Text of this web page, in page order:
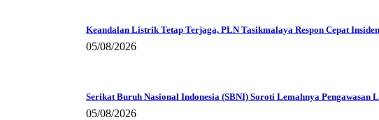
Keandalan Listrik Tetap Terjaga, PLN Tasikmalaya Respon Cepat
05/08/2026
Serikat Buruh Nasional Indonesia (SBNI) Soroti Lemahnya Pengawasan
05/08/2026